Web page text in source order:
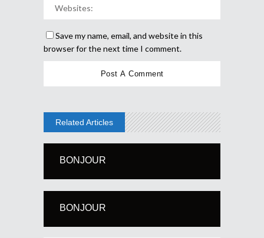
Save my name, email, and website in this
browser for the next time I comment.
Related Articles
BONJOUR
BONJOUR